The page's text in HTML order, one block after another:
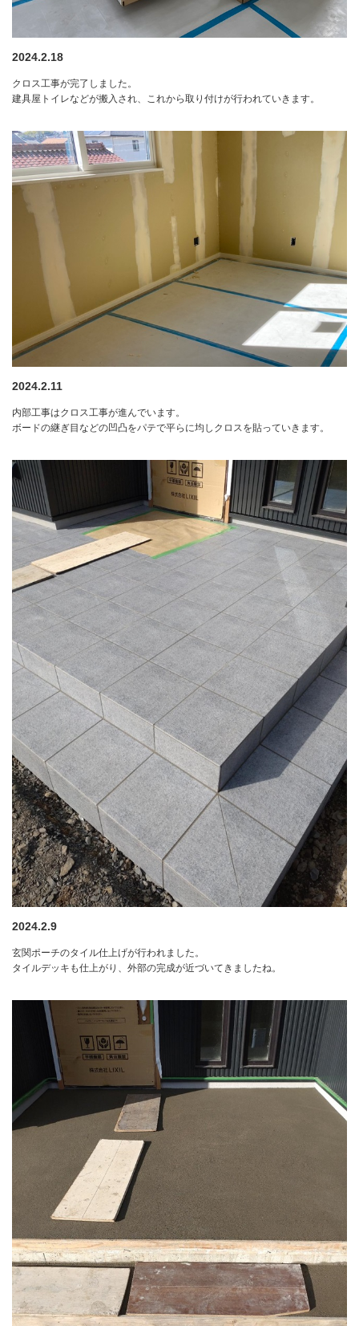
2024.2.18
クロス工事が完了しました。
建具屋トイレなどが搬入され、これから取り付けが行われていきます。
2024.2.11
内部工事はクロス工事が進んでいます。
ボードの継ぎ目などの凹凸をパテで平らに均しクロスを貼っていきます。
2024.2.9
玄関ポーチのタイル仕上げが行われました。
タイルデッキも仕上がり、外部の完成が近づいてきましたね。